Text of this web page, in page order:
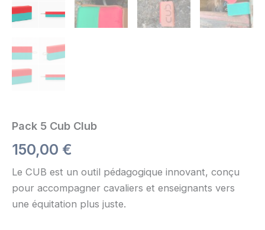
Pack 5 Cub Club
150,00 €
Le CUB est un outil pédagogique innovant, conçu
pour accompagner cavaliers et enseignants vers
une équitation plus juste.